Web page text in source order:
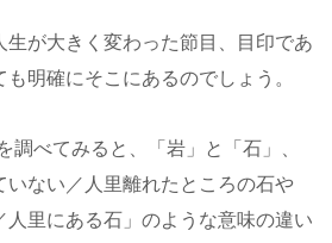
生が大きく変わった節目、目印であ
明確にそこにあるのでしょう。
調べてみると、「岩」と「石」、
いない／人里離れたところの石や
人里にある石」のような意味の違い